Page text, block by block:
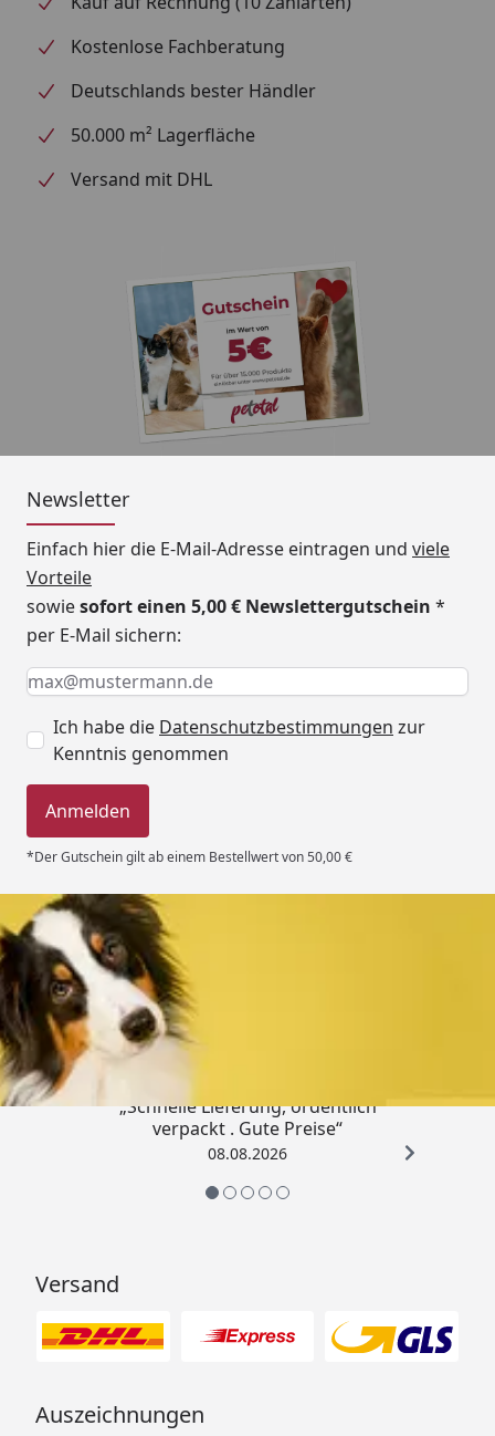
Kostenlose Fachberatung
Deutschlands bester Händler
50.000 m² Lagerfläche
Versand mit DHL
Newsletter
Einfach hier die E-Mail-Adresse eintragen und viele
Vorteile
sowiesofort einen 5,00 € Newslettergutschein *
per E-Mail sichern:
Keine Eingabe erforderlich
Eingabe erforderlich
E-Mail *
Ich habe die Datenschutzbestimmungen zur
Kenntnis genommen
Anmelden
*Der Gutschein gilt ab einem Bestellwert von 50,00 €
Trusted Shops
„Schnelle Lieferung, ordentlich
verpackt . Gute Preise“
08.08.2026
Versand
Auszeichnungen